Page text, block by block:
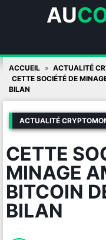
AU
Skip
content
ACCUEIL
ACTUALITÉ
CETTE SOCIÉTÉ DE
BILAN
ACTUALITÉ
CETTE
MINAGE
BITCOIN
BILAN